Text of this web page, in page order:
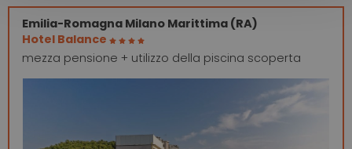
Emilia-Romagna Milano Marittima (RA)
Hotel Balance
mezza pensione + utilizzo della piscina scoperta